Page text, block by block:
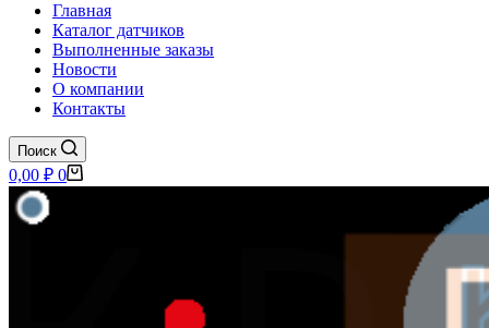
Главная
Каталог датчиков
Выполненные заказы
Новости
О компании
Контакты
Поиск
Корзина
0,00 ₽ 0